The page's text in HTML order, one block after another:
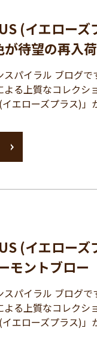
(イエロー
待望の再入荷
パイラル ブログで
る上質なコレクシ
(イエローズプラス)
(イエロー
モントブロー
パイラル ブログで
る上質なコレクシ
(イエローズプラス)